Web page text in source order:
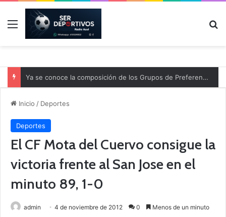
Menú
Ya se conoce la composición de los Grupos de Preferente y el calendario
Inicio / Deportes
Deportes
El CF Mota del Cuervo consigue la
victoria frente al San Jose en el
minuto 89, 1-0
admin 4 de noviembre de 2012 0 Menos de un minuto